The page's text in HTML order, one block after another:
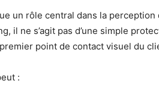
un rôle central dans la
il ne s’agit pas d’une simple
point de contact visuel du
: